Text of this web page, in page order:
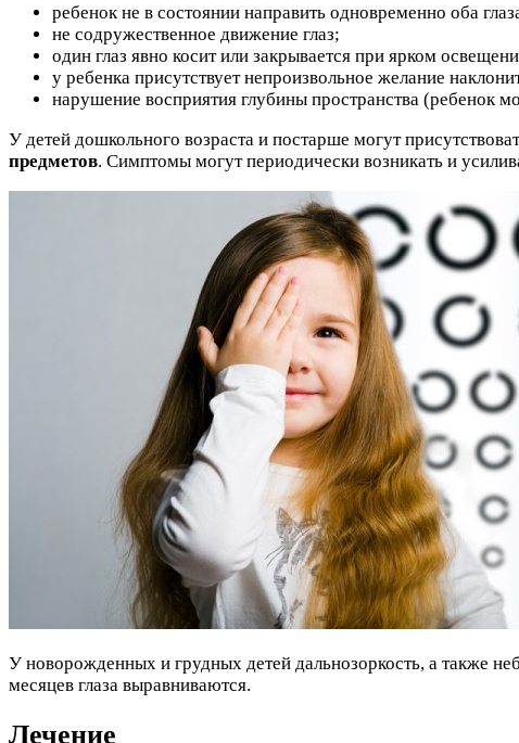
ребенок не в состоянии направить одновременно оба
не содружественное движение глаз;
один глаз явно косит или закрывается при ярком
у ребенка присутствует непроизвольное желание
нарушение восприятия глубины пространства (ребенок
У детей дошкольного возраста и постарше могут
предметов. Симптомы могут периодически возникать и
У новорожденных и грудных детей дальнозоркость, а также
месяцев глаза выравниваются.
Лечение